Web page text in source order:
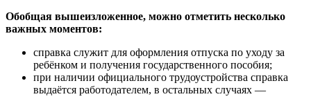
Обобщая вышеизложенное, можно отметить несколько
важных моментов:
справка служит для оформления отпуска по уходу за
ребёнком и получения государственного пособия;
при наличии официального трудоустройства справка
выдаётся работодателем, в остальных случаях —